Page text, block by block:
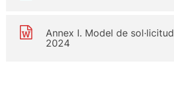
Annex I. Model de sol·licitud
2024